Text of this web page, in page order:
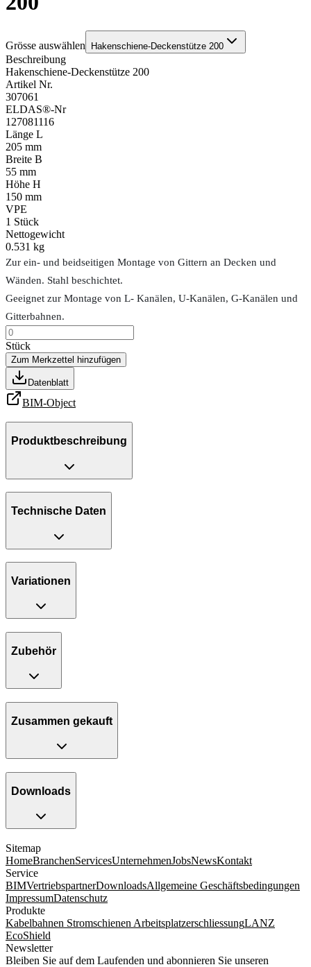
Grösse auswählen Hakenschiene-Deckenstütze 200
Beschreibung
Hakenschiene-Deckenstütze 200
Artikel Nr.
307061
ELDAS®-Nr
127081116
Länge L
205 mm
Breite B
55 mm
Höhe H
150 mm
VPE
1 Stück
Nettogewicht
0.531 kg
Zur ein- und beidseitigen Montage von Gittern an Decken und
Wänden. Stahl beschichtet.
Geeignet zur Montage von L- Kanälen, U-Kanälen, G-Kanälen und
Gitterbahnen.
Stück
Zum Merkzettel hinzufügen
Datenblatt
BIM-Object
Produktbeschreibung
Technische Daten
Variationen
Zubehör
Zusammen gekauft
Downloads
Sitemap
HomeBranchenServicesUnternehmenJobsNewsKontakt
Service
BIMVertriebspartnerDownloadsAllgemeine Geschäftsbedingungen
ImpressumDatenschutz
Produkte
Kabelbahnen Stromschienen ArbeitsplatzerschliessungLANZ
EcoShield
Newsletter
Bleiben Sie auf dem Laufenden und abonnieren Sie unseren